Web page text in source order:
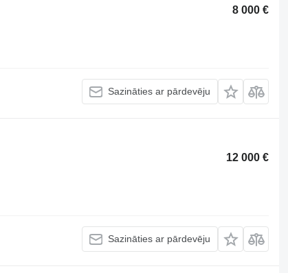
8 000 €
Sazināties ar pārdevēju
12 000 €
Sazināties ar pārdevēju